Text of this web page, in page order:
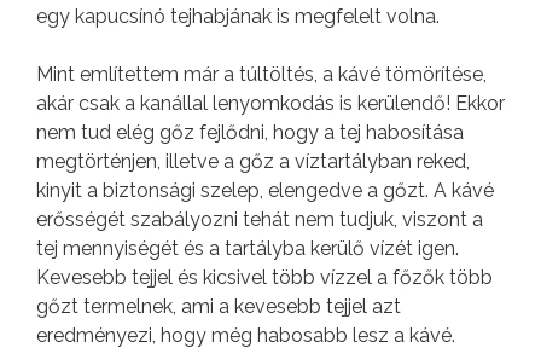
egy kapucsínó tejhabjának is megfelelt volna.
Mint említettem már a túltöltés, a kávé tömörítése,
akár csak a kanállal lenyomkodás is kerülendő! Ekkor
nem tud elég gőz fejlődni, hogy a tej habosítása
megtörténjen, illetve a gőz a víztartályban reked,
kinyit a biztonsági szelep, elengedve a gőzt. A kávé
erősségét szabályozni tehát nem tudjuk, viszont a
tej mennyiségét és a tartályba kerülő vízét igen.
Kevesebb tejjel és kicsivel több vízzel a főzők több
gőzt termelnek, ami a kevesebb tejjel azt
eredményezi, hogy még habosabb lesz a kávé.